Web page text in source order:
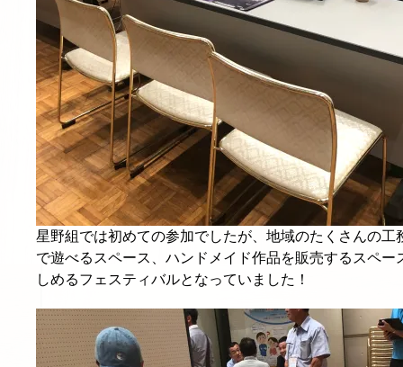
星野組では初めての参加でしたが、地域のたくさんの工
で遊べるスペース、ハンドメイド作品を販売するスペー
しめるフェスティバルとなっていました！